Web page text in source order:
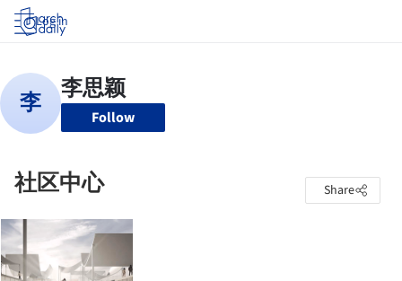
Log in
Follow
社区中心 Share